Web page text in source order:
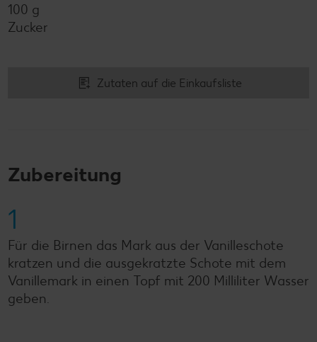
100 g
Zucker
Zutaten auf die Einkaufsliste
Zubereitung
1
Für die Birnen das Mark aus der Vanilleschote
kratzen und die ausgekratzte Schote mit dem
Vanillemark in einen Topf mit 200 Milliliter Wasser
geben.